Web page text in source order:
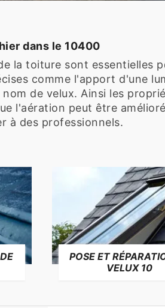
dans le 10400
la toiture sont essentielles
comme l'apport d'une
de velux. Ainsi les
l'aération peut être
à des professionnels.
POSE ET
VELUX 10